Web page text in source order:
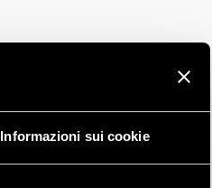
Informazioni sui cookie